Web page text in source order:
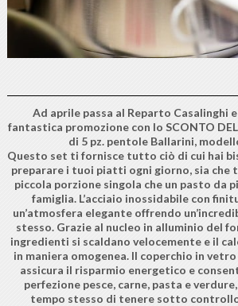
Ad aprile passa al Reparto Casalinghi
fantastica promozione con lo SCONTO
di 5 pz. pentole Ballarini,
Questo set ti fornisce tutto ciò di cui hai
preparare i tuoi piatti ogni giorno, sia che
piccola porzione singola che un pasto da
famiglia. L’acciaio inossidabile con
un’atmosfera elegante offrendo
stesso. Grazie al nucleo in alluminio del
ingredienti si scaldano velocemente e il
in maniera omogenea. Il coperchio in
assicura il risparmio energetico e
perfezione pesce, carne, pasta e
tempo stesso di tenere sotto